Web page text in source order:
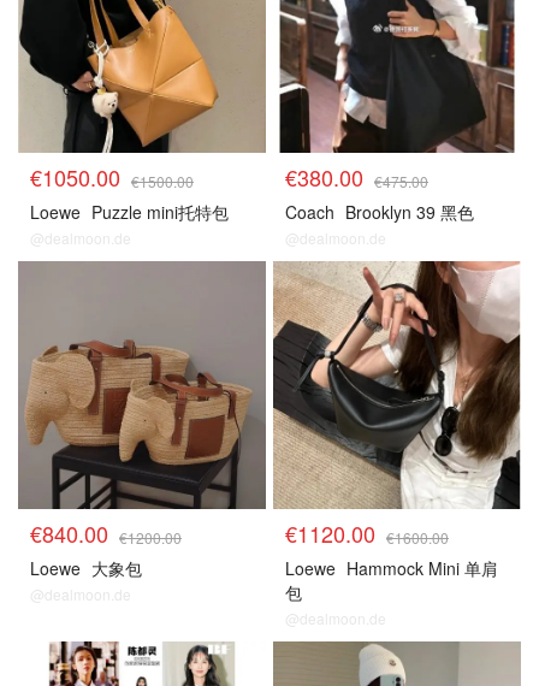
€1050.00 €1500.00
Loewe Puzzle mini托特包
@dealmoon.de
€380.00 €475.00
Coach Brooklyn 39 黑色
@dealmoon.de
€840.00 €1200.00
Loewe 大象包
@dealmoon.de
€1120.00 €1600.00
Loewe Hammock Mini 单肩
包
@dealmoon.de